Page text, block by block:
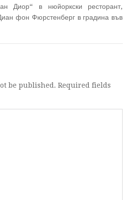
Диор“ в нюйоркски ресторант,
фон Фюрстенберг в градина във
be published. Required fields